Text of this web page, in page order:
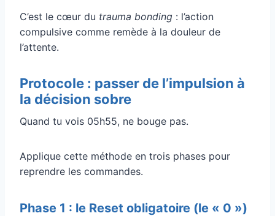
C’est le cœur du trauma bonding : l’action
compulsive comme remède à la douleur de
l’attente.
Protocole : passer de l’impulsion à
la décision sobre
Quand tu vois 05h55, ne bouge pas.
Applique cette méthode en trois phases pour
reprendre les commandes.
Phase 1 : le Reset obligatoire (le « 0 »)